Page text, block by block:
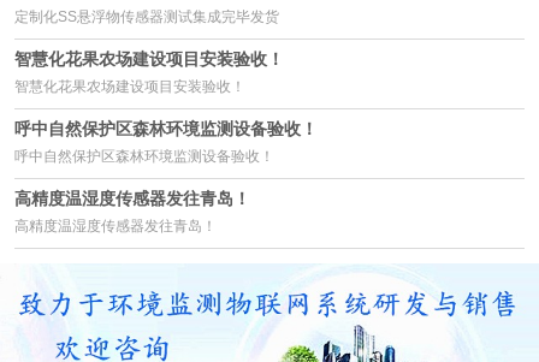
定制化SS悬浮物传感器测试集成完毕发货
智慧化花果农场建设项目安装验收！
智慧化花果农场建设项目安装验收！
呼中自然保护区森林环境监测设备验收！
呼中自然保护区森林环境监测设备验收！
高精度温湿度传感器发往青岛！
高精度温湿度传感器发往青岛！